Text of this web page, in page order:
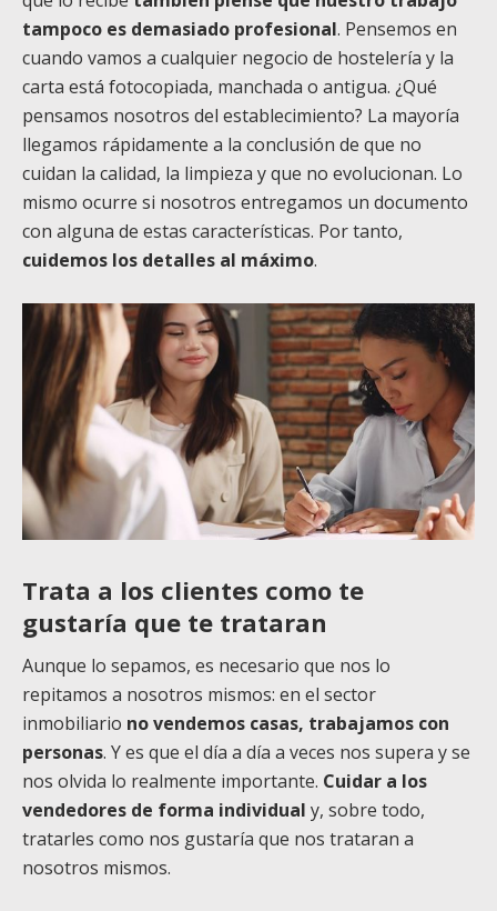
tampoco es demasiado profesional. Pensemos en
cuando vamos a cualquier negocio de hostelería y la
carta está fotocopiada, manchada o antigua. ¿Qué
pensamos nosotros del establecimiento? La mayoría
llegamos rápidamente a la conclusión de que no
cuidan la calidad, la limpieza y que no evolucionan. Lo
mismo ocurre si nosotros entregamos un documento
con alguna de estas características. Por tanto,
cuidemos los detalles al máximo.
Trata a los clientes como te
gustaría que te trataran
Aunque lo sepamos, es necesario que nos lo
repitamos a nosotros mismos: en el sector
inmobiliario no vendemos casas, trabajamos con
personas. Y es que el día a día a veces nos supera y se
nos olvida lo realmente importante. Cuidar a los
vendedores de forma individual y, sobre todo,
tratarles como nos gustaría que nos trataran a
nosotros mismos.